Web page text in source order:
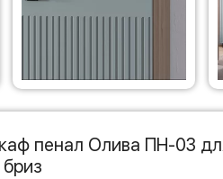
пенал Олива ПН-03